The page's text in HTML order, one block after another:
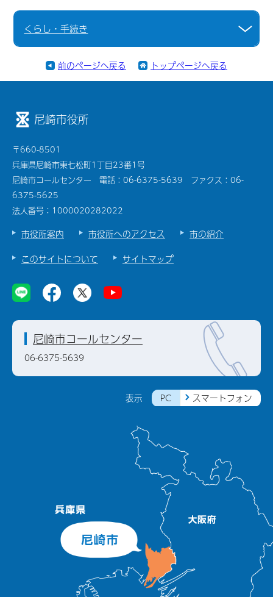
くらし・手続き
前のページへ戻る トップページへ戻る
尼崎市役所
〒660-8501
兵庫県尼崎市東七松町1丁目23番1号
尼崎市コールセンター 電話：06-6375-5639 ファクス：06-
6375-5625
法人番号：1000020282022
市役所案内 市役所へのアクセス
市の紹介
このサイトについて
サイトマップ
表示 PC スマートフォン
尼崎市コールセンター
06-6375-5639